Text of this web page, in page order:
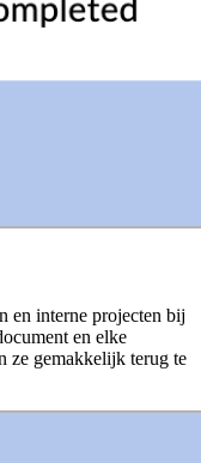
en interne projecten bij
en elke
ze gemakkelijk terug te